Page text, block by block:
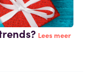
Lees meer